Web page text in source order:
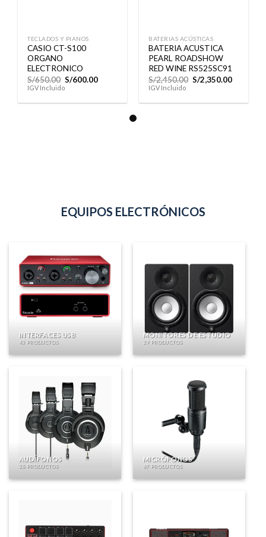
TECLADOS Y PIANOS
CASIO CT-S100
ORGANO
ELECTRONICO
S/650.00 El
precio
era:
S/600.00El
es:
IGV Incluido
BATERIAS ACÚSTICAS
BATERIA ACUSTICA
PEARL ROADSHOW
RED WINE RS525SC91
S/2,450.00 El
precio
era:
S/2,350.00El
es:
IGV Incluido
EQUIPOS ELECTRÓNICOS
INTERFACES USB
43 PRODUCTOS
MONITORES DE ESTUDIO
29 PRODUCTOS
AUDÍFONOS
28 PRODUCTOS
MICRÓFONOS
67 PRODUCTOS